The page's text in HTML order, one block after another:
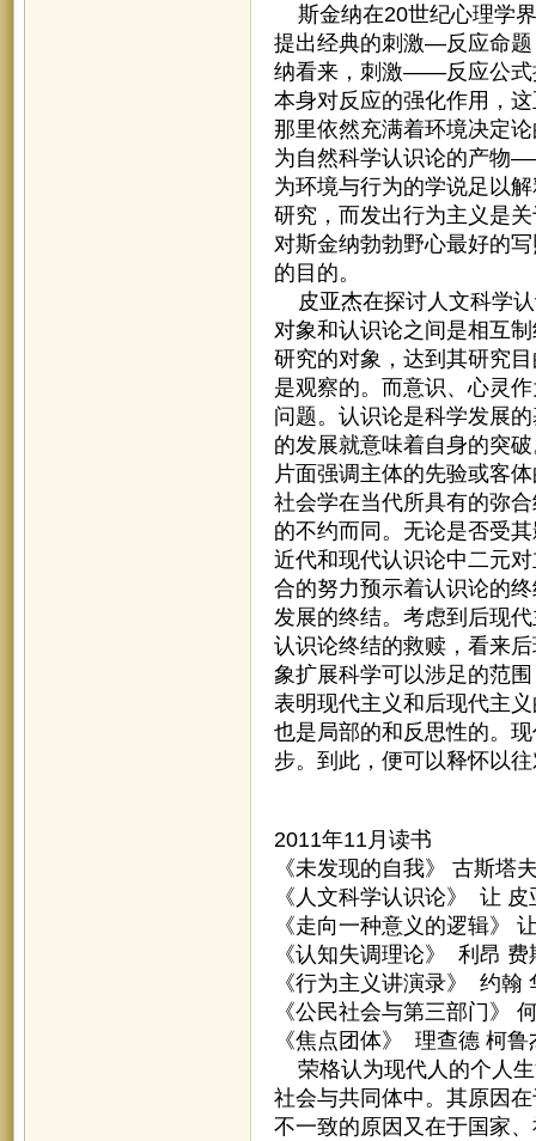
斯金纳在20世纪心理学
提出经典的刺激—反应命题
纳看来，刺激——反应公式
本身对反应的强化作用，
那里依然充满着环境决定
为自然科学认识论的产物
为环境与行为的学说足以
研究，而发出行为主义是
对斯金纳勃勃野心最好的
的目的。
皮亚杰在探讨人文科学认
对象和认识论之间是相互
研究的对象，达到其研究
是观察的。而意识、心灵
问题。认识论是科学发展
的发展就意味着自身的突
片面强调主体的先验或客
社会学在当代所具有的弥
的不约而同。无论是否受
近代和现代认识论中二元
合的努力预示着认识论的
发展的终结。考虑到后现
认识论终结的救赎，看来
象扩展科学可以涉足的范
表明现代主义和后现代主
也是局部的和反思性的。
步。到此，便可以释怀以
2011年11月读书
《未发现的自我》 古斯塔
《人文科学认识论》 让
《走向一种意义的逻辑》
《认知失调理论》 利昂
《行为主义讲演录》 约
《公民社会与第三部门》
《焦点团体》 理查德 柯
荣格认为现代人的个人生
社会与共同体中。其原因
不一致的原因又在于国家